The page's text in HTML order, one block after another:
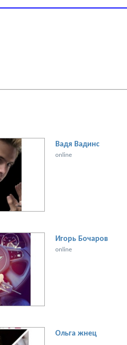
Вадя Вадинc
online
Игорь Бочаров
online
Ольга жнец